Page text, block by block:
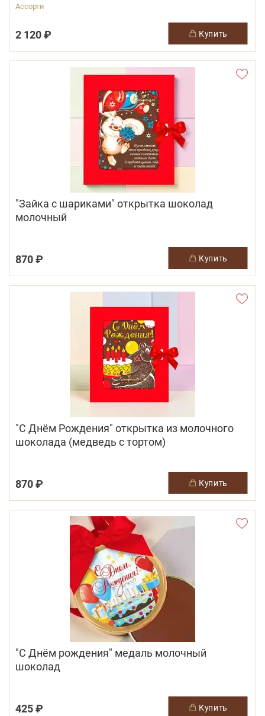
Ассорти
2 120 ₽ купить
"Зайка с шариками" открытка шоколад
молочный
870 ₽ купить
"С Днём Рождения" открытка из молочного
шоколада (медведь с тортом)
870 ₽ купить
"С Днём рождения" медаль молочный
шоколад
425 ₽ купить